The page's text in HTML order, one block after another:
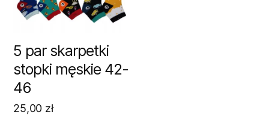
5 par skarpetki
stopki męskie 42-
46
25,00 zł